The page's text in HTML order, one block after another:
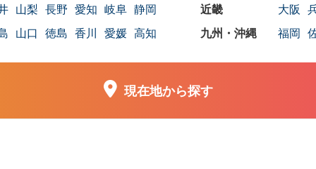
山梨 長野 愛知 岐阜 静岡 大阪
山口 徳島 香川 愛媛 高知 福岡
現在地から探す